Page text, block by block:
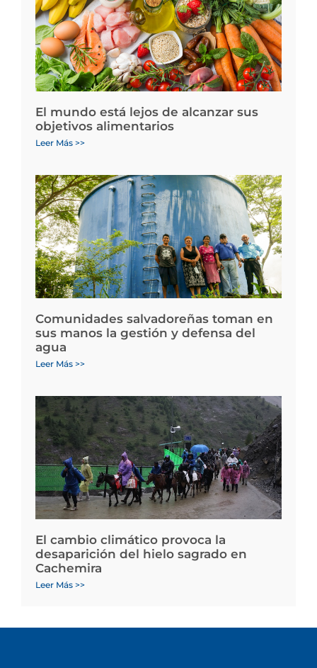
El mundo está lejos de alcanzar sus
objetivos alimentarios
Leer Más >>
Comunidades salvadoreñas toman en
sus manos la gestión y defensa del
agua
Leer Más >>
El cambio climático provoca la
desaparición del hielo sagrado en
Cachemira
Leer Más >>